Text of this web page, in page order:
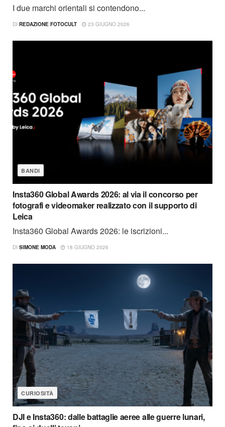
I due marchi orientali si contendono...
DI REDAZIONE FOTOCULT 23 GIUGNO 2026
BANDI
Insta360 Global Awards 2026: al via il concorso per
fotografi e videomaker realizzato con il supporto di
Leica
Insta360 Global Awards 2026: le iscrizioni...
DI SIMONE MODA 18 GIUGNO 2026
CURIOSITÀ
DJI e Insta360: dalle battaglie aeree alle guerre lunari,